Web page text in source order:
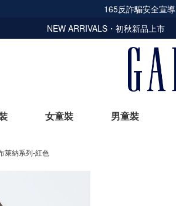
165反詐騙安全宣導
NEW ARRIVALS・初秋新品上市
女童裝 男童裝
萊納系列-紅色